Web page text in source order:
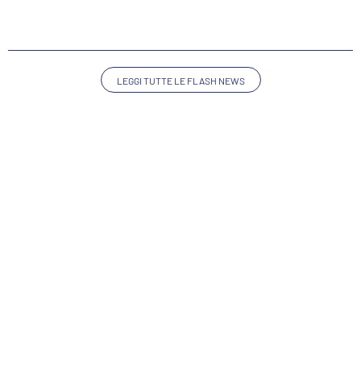
TICKET GIFT CARD
STORIA
STADIO TARDINILEGGI TUTTE LE FLASH NEWS